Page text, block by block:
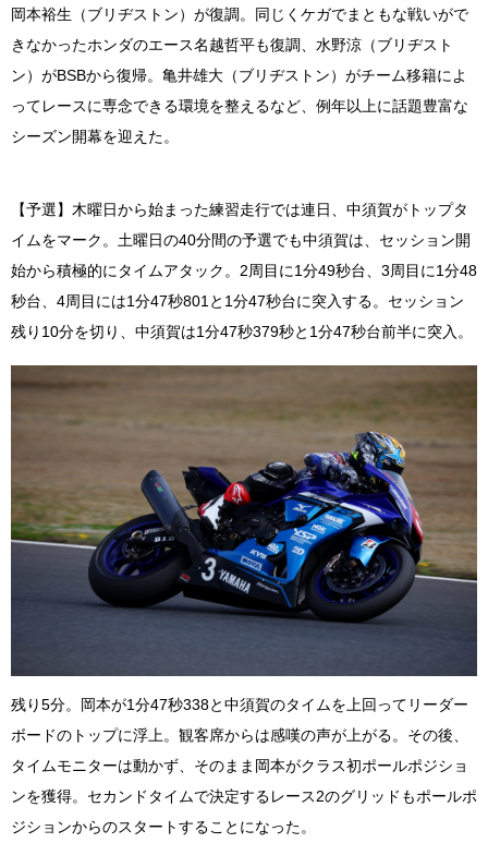
岡本裕生（ブリヂストン）が復調。同じくケガでまともな戦いがで
きなかったホンダのエース名越哲平も復調、水野涼（ブリヂスト
ン）がBSBから復帰。亀井雄大（ブリヂストン）がチーム移籍によ
ってレースに専念できる環境を整えるなど、例年以上に話題豊富な
シーズン開幕を迎えた。
【予選】木曜日から始まった練習走行では連日、中須賀がトップタ
イムをマーク。土曜日の40分間の予選でも中須賀は、セッション開
始から積極的にタイムアタック。2周目に1分49秒台、3周目に1分48
秒台、4周目には1分47秒801と1分47秒台に突入する。セッション
残り10分を切り、中須賀は1分47秒379秒と1分47秒台前半に突入。
残り5分。岡本が1分47秒338と中須賀のタイムを上回ってリーダー
ボードのトップに浮上。観客席からは感嘆の声が上がる。その後、
タイムモニターは動かず、そのまま岡本がクラス初ポールポジショ
ンを獲得。セカンドタイムで決定するレース2のグリッドもポールポ
ジションからのスタートすることになった。